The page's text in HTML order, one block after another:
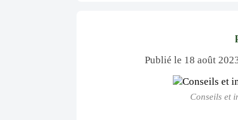
Publié le 18 août
Conseils et